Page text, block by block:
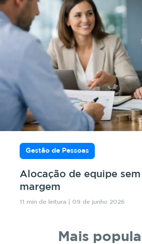
Gestão de Pessoas
Alocação de equipe
margem
11 min de leitura | 09 de junho 2026
Mais